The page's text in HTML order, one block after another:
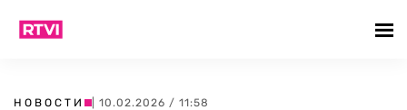
НОВОСТИ | 10.02.2026 / 11:58